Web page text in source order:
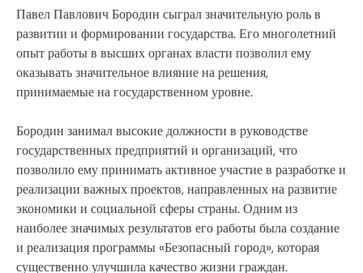
Павел Павлович Бородин сыграл значительную роль в
развитии и формировании государства. Его многолетний
опыт работы в высших органах власти позволил ему
оказывать значительное влияние на решения,
принимаемые на государственном уровне.
Бородин занимал высокие должности в руководстве
государственных предприятий и организаций, что
позволило ему принимать активное участие в разработке и
реализации важных проектов, направленных на развитие
экономики и социальной сферы страны. Одним из
наиболее значимых результатов его работы была создание
и реализация программы «Безопасный город», которая
существенно улучшила качество жизни граждан.